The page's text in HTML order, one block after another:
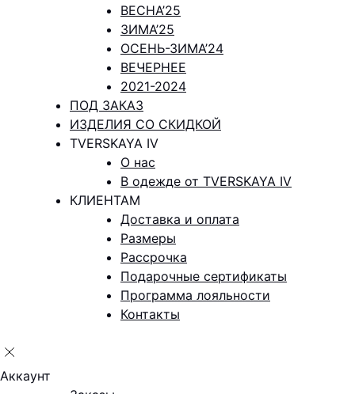
ВЕСНА’25
ЗИМА’25
ОСЕНЬ-ЗИМА’24
ВЕЧЕРНЕЕ
2021-2024
ПОД ЗАКАЗ
ИЗДЕЛИЯ СО СКИДКОЙ
TVERSKAYA IV
О нас
В одежде от TVERSKAYA IV
КЛИЕНТАМ
Доставка и оплата
Размеры
Рассрочка
Подарочные сертификаты
Программа лояльности
Контакты
Аккаунт